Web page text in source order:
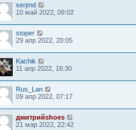
serjmd
10 май 2022, 09:02
stoper
29 апр 2022, 20:05
Kachik
11 апр 2022, 16:30
Rus_Lan
09 апр 2022, 07:17
дмитрийshoes
21 мар 2022, 22:42